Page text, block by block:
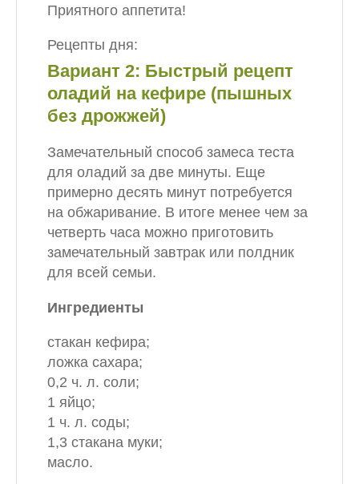
Приятного аппетита!
Рецепты дня:
Вариант 2: Быстрый рецепт
оладий на кефире (пышных
без дрожжей)
Замечательный способ замеса теста
для оладий за две минуты. Еще
примерно десять минут потребуется
на обжаривание. В итоге менее чем за
четверть часа можно приготовить
замечательный завтрак или полдник
для всей семьи.
Ингредиенты
стакан кефира;
ложка сахара;
0,2 ч. л. соли;
1 яйцо;
1 ч. л. соды;
1,3 стакана муки;
масло.